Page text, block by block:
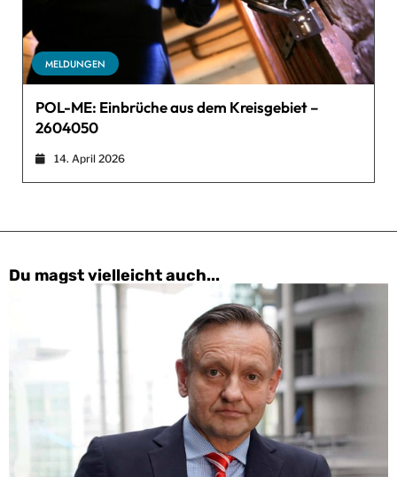
MELDUNGEN
POL-ME: Einbrüche aus dem Kreisgebiet –
2604050
14. April 2026
Du magst vielleicht auch...